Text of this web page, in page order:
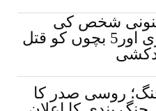
جنونی شخص کی
ساس،بیوی اور5 بچوں کو قتل
روسی صدر کا